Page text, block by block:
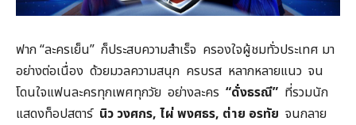
ฟาก “ละครเย็น” ก็ประสบความสำเร็จ ครองใจผู้ชมทั่วประเทศ มา
อย่างต่อเนื่อง ด้วยมวลความสนุก ครบรส หลากหลายแนว จน
โดนใจแฟนละครทุกเพศทุกวัย อย่างละคร “ดั่งธรณี” ที่รวมนัก
แสดงท็อปสตาร์ นิว วงศกร, ไผ่ พงศธร, ต่าย อรทัย จนกลาย